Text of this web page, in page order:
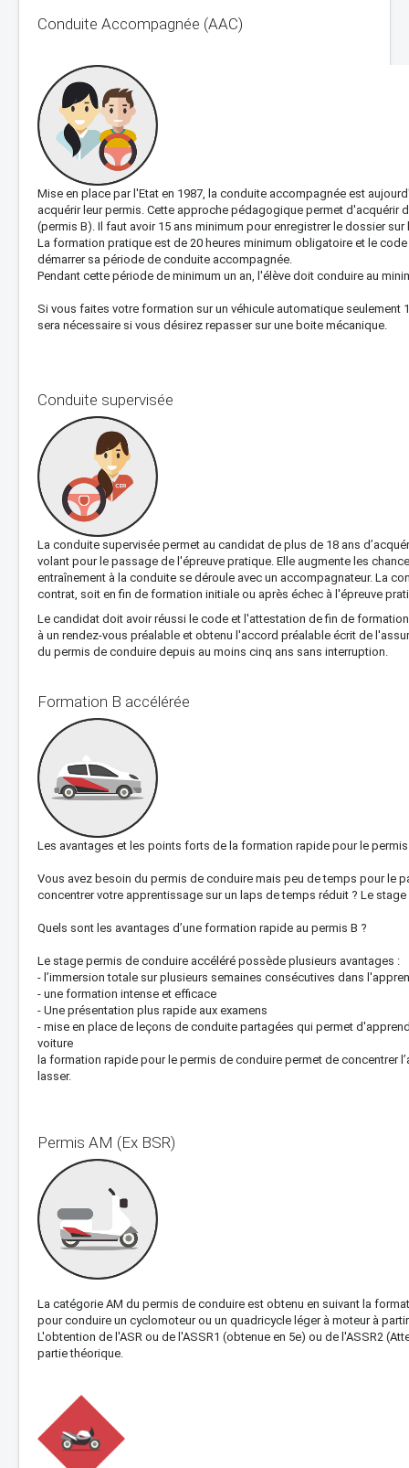
Conduite Accompagnée (AAC)
Mise en place par l'Etat en 1987, la conduite accompagnée est
acquérir leur permis. Cette approche pédagogique permet
(permis B). Il faut avoir 15 ans minimum pour enregistrer le dossier sur
La formation pratique est de 20 heures minimum obligatoire et le
démarrer sa période de conduite accompagnée.
Pendant cette période de minimum un an, l'élève doit conduire au
Si vous faites votre formation sur un véhicule automatique
sera nécessaire si vous désirez repasser sur une boite mécanique.
Conduite supervisée
La conduite supervisée permet au candidat de plus de 18 ans
volant pour le passage de l'épreuve pratique. Elle augmente les
entraînement à la conduite se déroule avec un accompagnateur. La
contrat, soit en fin de formation initiale ou après échec à l'épreuve
Le candidat doit avoir réussi le code et l'attestation de fin de
à un rendez-vous préalable et obtenu l'accord préalable écrit de
du permis de conduire depuis au moins cinq ans sans interruption.
Formation B accélérée
Les avantages et les points forts de la formation rapide pour le
Vous avez besoin du permis de conduire mais peu de temps pour le
concentrer votre apprentissage sur un laps de temps réduit ? Le
Quels sont les avantages d’une formation rapide au permis B ?
Le stage permis de conduire accéléré possède plusieurs avantages :
- l’immersion totale sur plusieurs semaines consécutives dans
- une formation intense et efficace
- Une présentation plus rapide aux examens
- mise en place de leçons de conduite partagées qui permet
voiture
la formation rapide pour le permis de conduire permet de concentrer
lasser.
Permis AM (Ex BSR)
La catégorie AM du permis de conduire est obtenu en suivant la
pour conduire un cyclomoteur ou un quadricycle léger à moteur à
L'obtention de l'ASR ou de l'ASSR1 (obtenue en 5e) ou de l'ASSR2
partie théorique.